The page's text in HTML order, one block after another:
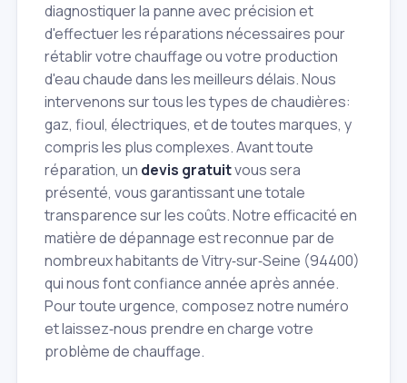
diagnostiquer la panne avec précision et
d'effectuer les réparations nécessaires pour
rétablir votre chauffage ou votre production
d'eau chaude dans les meilleurs délais. Nous
intervenons sur tous les types de chaudières:
gaz, fioul, électriques, et de toutes marques, y
compris les plus complexes. Avant toute
réparation, un devis gratuitvous sera
présenté, vous garantissant une totale
transparence sur les coûts. Notre efficacité en
matière de dépannage est reconnue par de
nombreux habitants de Vitry‑sur‑Seine (94400)
qui nous font confiance année après année.
Pour toute urgence, composez notre numéro
et laissez‑nous prendre en charge votre
problème de chauffage.